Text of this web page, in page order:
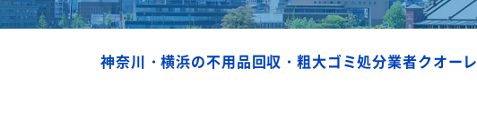
神奈川・横浜の不用品回収・粗大ゴミ処分業者クオーレ